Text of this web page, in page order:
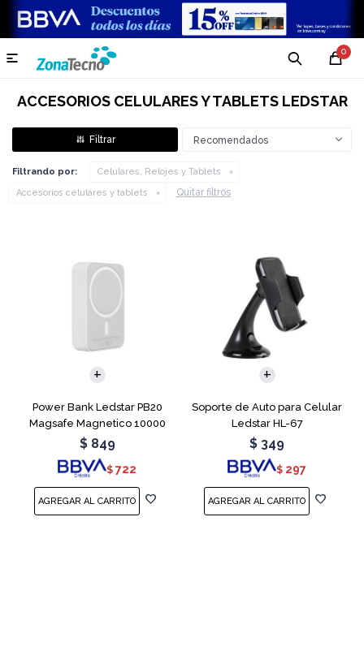
0

ACCESORIOS CELULARES Y TABLETS LEDSTAR
Recomendados
Filtrando por:
Celulares, Relojes y Tablets
Accesorios celulares y tablets
Quitar filtros
Power Bank Ledstar PB20
Magsafe Magnetico 10000
mAh
$ 849
$ 722
Soporte de Auto para Celular
Ledstar HL-67
$ 349
$ 297